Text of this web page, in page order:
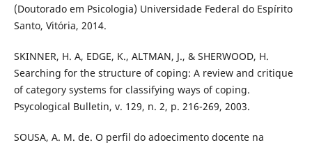
(Doutorado em Psicologia) Universidade Federal do Espírito
Santo, Vitória, 2014.
SKINNER, H. A, EDGE, K., ALTMAN, J., & SHERWOOD, H.
Searching for the structure of coping: A review and critique
of category systems for classifying ways of coping.
Psycological Bulletin, v. 129, n. 2, p. 216-269, 2003.
SOUSA, A. M. de. O perfil do adoecimento docente na